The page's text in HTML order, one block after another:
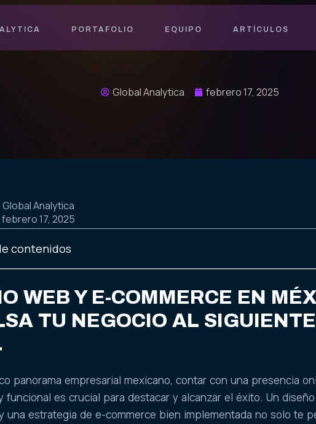
PORTAFOLIO EQUIPO ARTÍCULOS
Global Analytica febrero 17, 2025
Global Analytica
febrero 17, 2025
contenidos
WEB Y E-COMMERCE EN
TU NEGOCIO AL SIGUIENTE
panorama empresarial mexicano, contar con una presencia
funcional es crucial para destacar y alcanzar el éxito. Un
una estrategia de e-commerce bien implementada no solo te